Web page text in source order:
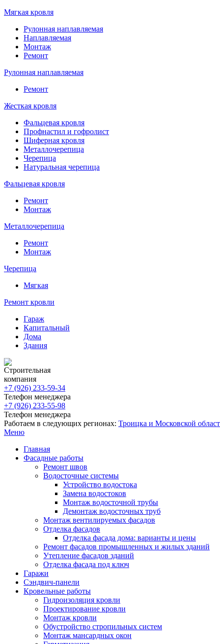
Мягкая кровля
Рулонная наплавляемая
Наплавляемая
Монтаж
Ремонт
Рулонная наплавляемая
Ремонт
Жесткая кровля
Фальцевая кровля
Профнастил и гофролист
Шиферная кровля
Металлочерепица
Черепица
Натуральная черепица
Фальцевая кровля
Ремонт
Монтаж
Металлочерепица
Ремонт
Монтаж
Черепица
Мягкая
Ремонт кровли
Гараж
Капитальный
Дома
Здания
Строительная
компания
+7 (926) 233-59-34
Телефон менеджера
+7 (926) 233-55-98
Телефон менеджера
Работаем в следующих регионах: Троицка и Московской
Меню
Главная
Фасадные работы
Ремонт швов
Водосточные системы
Устройство водостока
Замена водостоков
Монтаж водосточной трубы
Демонтаж водосточных труб
Монтаж вентилируемых фасадов
Отделка фасадов
Отделка фасада дома: варианты и цены
Ремонт фасадов промышленных и жилых зданий
Утепление фасадов зданий
Отделка фасада под ключ
Гаражи
Сэндвич-панели
Кровельные работы
Гидроизоляция кровли
Проектирование кровли
Монтаж кровли
Обустройство стропильных систем
Монтаж мансардных окон